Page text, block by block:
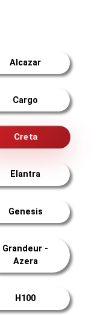
Alcazar
Cargo
Creta
Elantra
Genesis
Grandeur -
Azera
H100